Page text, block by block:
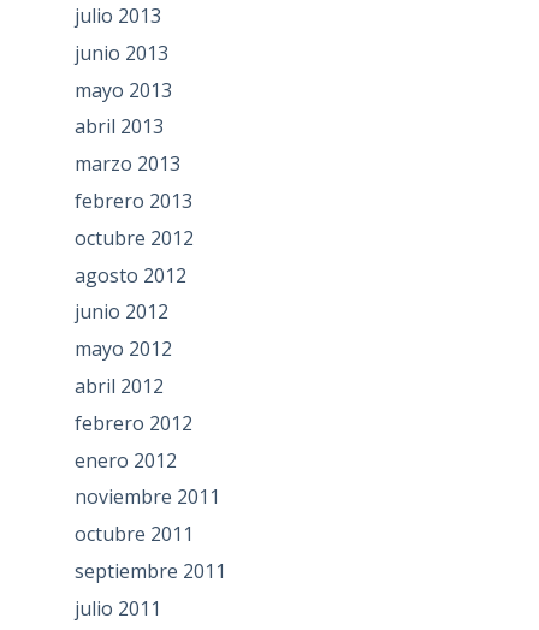
julio 2013
junio 2013
mayo 2013
abril 2013
marzo 2013
febrero 2013
octubre 2012
agosto 2012
junio 2012
mayo 2012
abril 2012
febrero 2012
enero 2012
noviembre 2011
octubre 2011
septiembre 2011
julio 2011